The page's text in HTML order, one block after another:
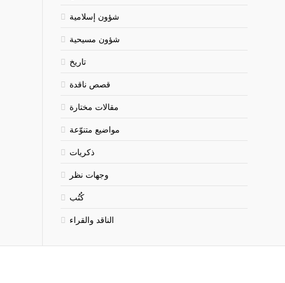
شؤون إسلامية
شؤون مسيحية
تاريخ
قصص ناقدة
مقالات مختارة
مواضيع متنوّعة
ذكريات
وجهات نظر
كُتُب
الناقد والقراء